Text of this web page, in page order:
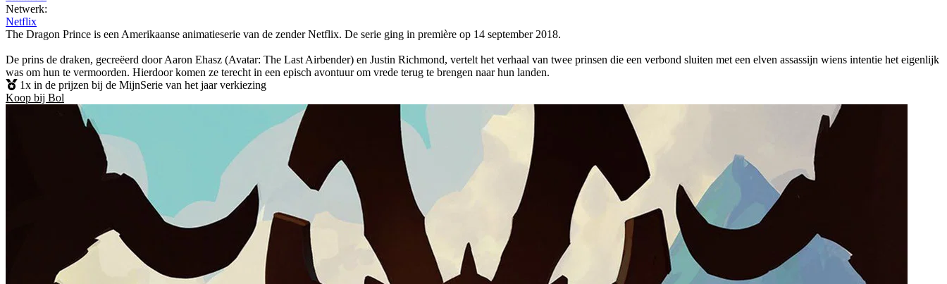
Netwerk:
Netflix
The Dragon Prince is een Amerikaanse animatieserie van de zender Netflix. De serie ging in première op 14 september 2018.
De prins de draken, gecreëerd door Aaron Ehasz (Avatar: The Last Airbender) en Justin Richmond, vertelt het verhaal van twee prinsen die een verbond sluiten met een elven assassijn wiens intentie het eigenlijk
was om hun te vermoorden. Hierdoor komen ze terecht in een episch avontuur om vrede terug te brengen naar hun landen.
1x in de prijzen bij de MijnSerie van het jaar verkiezing
Koop bij Bol